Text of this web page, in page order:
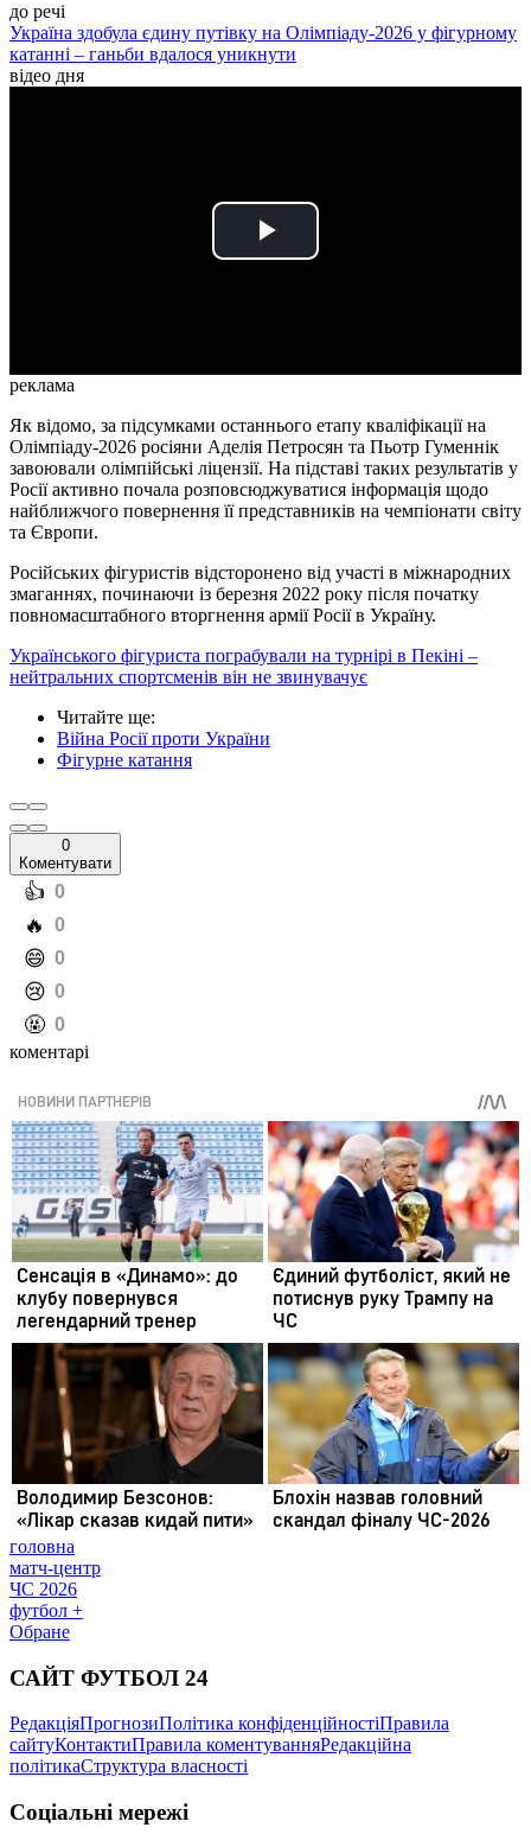
до речі
Україна здобула єдину путівку на Олімпіаду-2026 у фігурному
катанні – ганьби вдалося уникнути
відео дня
Play
реклама
Як відомо, за підсумками останнього етапу кваліфікації на
Олімпіаду-2026 росіяни Аделія Петросян та Пьотр Гуменнік
завоювали олімпійські ліцензії. На підставі таких результатів у
Росії активно почала розповсюджуватися інформація щодо
найближчого повернення її представників на чемпіонати світу
та Європи.
Російських фігуристів відсторонено від участі в міжнародних
змаганнях, починаючи із березня 2022 року після початку
повномасштабного вторгнення армії Росії в Україну.
Українського фігуриста пограбували на турнірі в Пекіні –
нейтральних спортсменів він не звинувачує
Читайте ще:
Війна Росії проти України
Фігурне катання
0
Коментувати
️👍 0
️🔥 0
️😄 0
️😢 0
️🤬 0
коментарі
головна
матч-центр
ЧС 2026
футбол +
Обране
САЙТ ФУТБОЛ 24
РедакціяПрогнозиПолітика конфіденційностіПравила
сайтуКонтактиПравила коментуванняРедакційна
політикаСтруктура власності
Соціальні мережі